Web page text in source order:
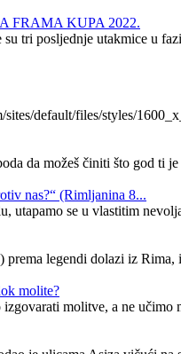
FRAMA KUPA 2022.
tri posljednje utakmice u
sites/default/files/styles/
da možeš činiti što god ti
nas?“ (Rimljanina 8...
utapamo se u vlastitim
prema legendi dolazi iz
molite?
izgovarati molitve, a ne